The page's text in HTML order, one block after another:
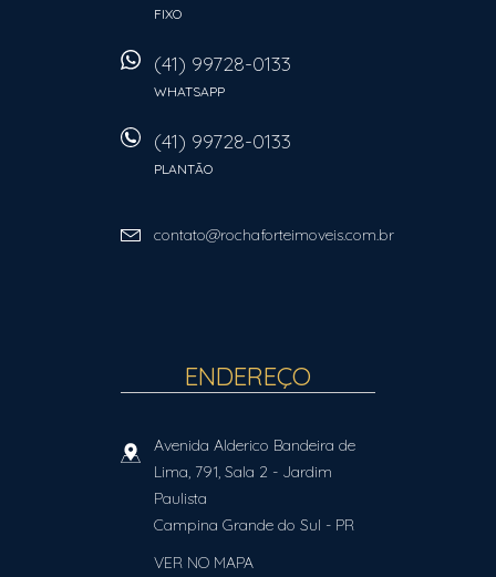
FIXO
(41) 99728-0133
WHATSAPP
(41) 99728-0133
PLANTÃO
contato@rochaforteimoveis.com.br
ENDEREÇO
Avenida Alderico Bandeira de
Lima, 791, Sala 2 - Jardim
Paulista
Campina Grande do Sul - PR
VER NO MAPA